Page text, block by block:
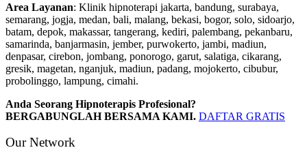
Area Layanan: Klinik hipnoterapi jakarta, bandung, surabaya,
semarang, jogja, medan, bali, malang, bekasi, bogor, solo, sidoarjo,
batam, depok, makassar, tangerang, kediri, palembang, pekanbaru,
samarinda, banjarmasin, jember, purwokerto, jambi, madiun,
denpasar, cirebon, jombang, ponorogo, garut, salatiga, cikarang,
gresik, magetan, nganjuk, madiun, padang, mojokerto, cibubur,
probolinggo, lampung, cimahi.
Anda Seorang Hipnoterapis Profesional?
BERGABUNGLAH BERSAMA KAMI. DAFTAR GRATIS
Our Network